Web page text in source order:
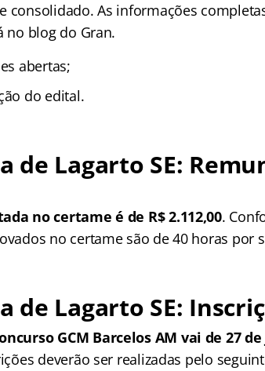
consolidado. As informações
no blog do Gran.
abertas;
do edital.
de Lagarto SE:
no certame é de R$ 2.112,00.
no certame são de 40 horas por
de Lagarto SE:
GCM Barcelos AM vai de 27
deverão ser realizadas pelo